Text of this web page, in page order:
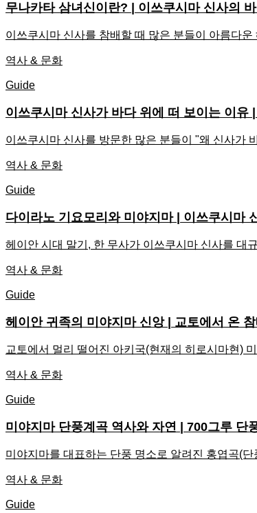
무나카타 삼녀신이란? | 이쓰쿠시마 신사의
이쓰쿠시마 신사를 참배할 때 많은 분들이 아름다
역사 & 문화
Guide
이쓰쿠시마 신사가 바다 위에 떠 보이는 이유
이쓰쿠시마 신사를 방문한 많은 분들이 "왜 신사가
역사 & 문화
Guide
다이라노 기요모리와 미야지마 | 이쓰쿠시마
헤이안 시대 말기, 한 무사가 이쓰쿠시마 신사를 대
역사 & 문화
Guide
헤이안 귀족의 미야지마 신앙 | 교토에서 온
교토에서 멀리 떨어진 아키국(현재의 히로시마현)
역사 & 문화
Guide
미야지마 단풍계곡 역사와 자연 | 700그루 단
미야지마를 대표하는 단풍 명소로 알려진 홍엽곡(
역사 & 문화
Guide